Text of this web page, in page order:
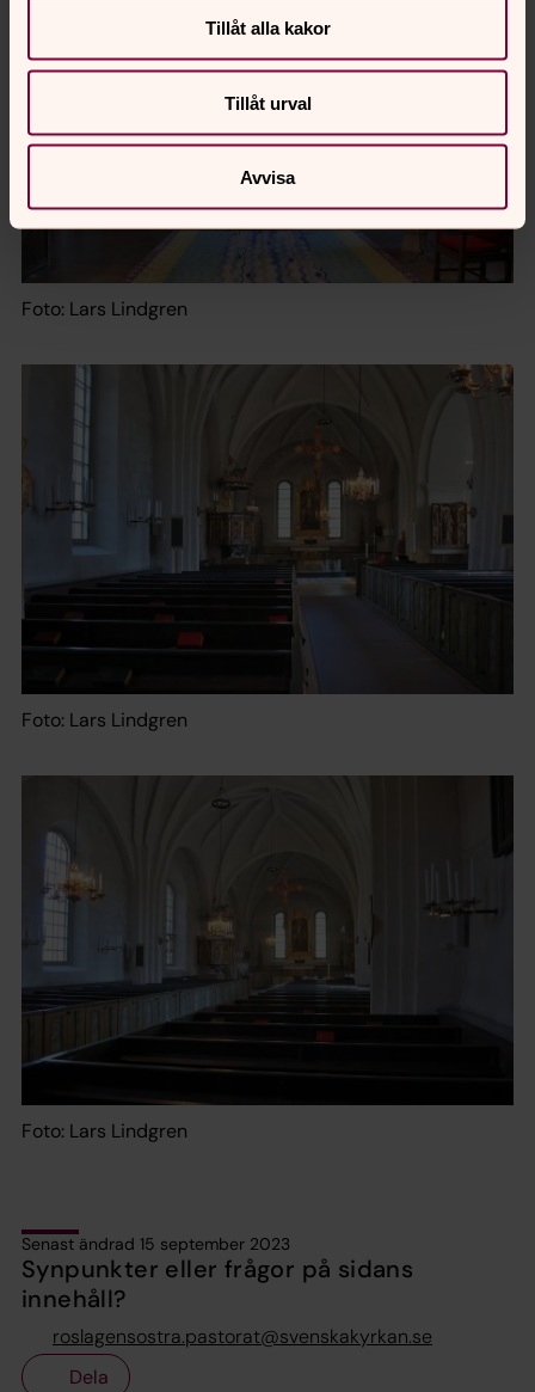
Tillåt alla kakor
Tillåt urval
Avvisa
Foto: Lars Lindgren
Foto: Lars Lindgren
Foto: Lars Lindgren
Senast ändrad 15 september 2023
Synpunkter eller frågor på sidans
innehåll?
roslagensostra.pastorat@svenskakyrkan.se
Dela